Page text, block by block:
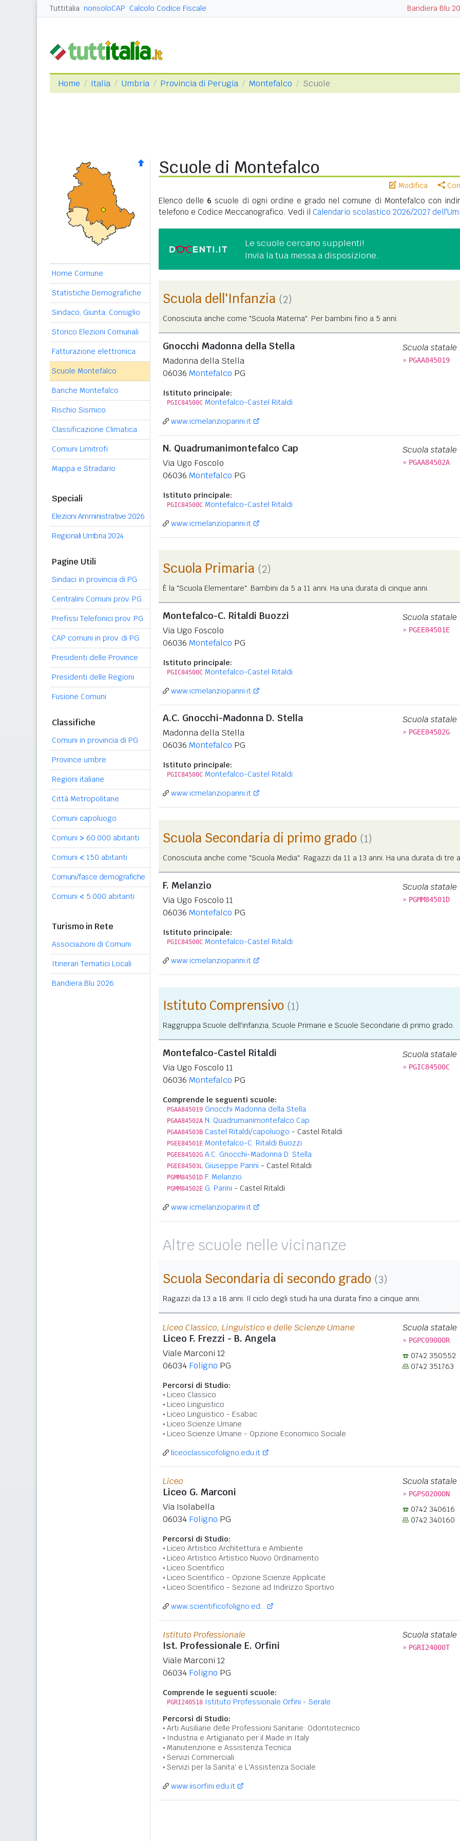
Tuttitalia nonsoloCAP Calcolo Codice Fiscale Bandiera Blu
Home Italia Umbria Provincia di Perugia Montefalco Scuole
Home Comune
Statistiche Demografiche
Sindaco, Giunta, Consiglio
Storico Elezioni Comunali
Fatturazione elettronica
Scuole Montefalco
Banche Montefalco
Rischio Sismico
Classificazione Climatica
Comuni Limitrofi
Mappa e Stradario
Speciali
Elezioni Amministrative 2026
Regionali Umbria 2024
Pagine Utili
Sindaci in provincia di PG
Centralini Comuni prov. PG
Prefissi Telefonici prov. PG
CAP comuni in prov. di PG
Presidenti delle Province
Presidenti delle Regioni
Fusione Comuni
Classifiche
Comuni in provincia di PG
Province umbre
Regioni italiane
Città Metropolitane
Comuni capoluogo
Comuni > 60.000 abitanti
Comuni < 150 abitanti
Comuni/fasce demografiche
Comuni < 5.000 abitanti
Turismo in Rete
Associazioni di Comuni
Itinerari Tematici Locali
Bandiera Blu 2026
Scuole di Montefalco
Modifica
Elenco delle 6 scuole di ogni ordine e grado nel comune di Montefalco con
telefono e Codice Meccanografico. Vedi il Calendario scolastico 2026/2027
Le scuole cercano supplenti!
Invia la tua messa a disposizione.
Scuola dell'Infanzia (2)
Conosciuta anche come "Scuola Materna". Per bambini fino a 5 anni.
Gnocchi Madonna della Stella
Madonna della Stella
06036 Montefalco PG
Istituto principale:
PGIC84500C Montefalco-Castel Ritaldi
Scuola statale
» PGAA845019
www.icmelanzioparini.it
N. Quadrumanimontefalco Cap
Via Ugo Foscolo
06036 Montefalco PG
Istituto principale:
PGIC84500C Montefalco-Castel Ritaldi
Scuola statale
» PGAA84502A
www.icmelanzioparini.it
Scuola Primaria (2)
È la "Scuola Elementare". Bambini da 5 a 11 anni. Ha una durata di cinque anni.
Montefalco-C. Ritaldi Buozzi
Via Ugo Foscolo
06036 Montefalco PG
Istituto principale:
PGIC84500C Montefalco-Castel Ritaldi
Scuola statale
» PGEE84501E
www.icmelanzioparini.it
A.C. Gnocchi-Madonna D. Stella
Madonna della Stella
06036 Montefalco PG
Istituto principale:
PGIC84500C Montefalco-Castel Ritaldi
Scuola statale
» PGEE84502G
www.icmelanzioparini.it
Scuola Secondaria di primo grado (1)
Conosciuta anche come "Scuola Media". Ragazzi da 11 a 13 anni. Ha una durata di tre
F. Melanzio
Via Ugo Foscolo 11
06036 Montefalco PG
Istituto principale:
PGIC84500C Montefalco-Castel Ritaldi
Scuola statale
» PGMM84501D
www.icmelanzioparini.it
Istituto Comprensivo (1)
Raggruppa Scuole dell'infanzia, Scuole Primarie e Scuole Secondarie di primo grado.
Montefalco-Castel Ritaldi
Via Ugo Foscolo 11
06036 Montefalco PG
Comprende le seguenti scuole:
PGAA845019 Gnocchi Madonna della Stella
PGAA84502A N. Quadrumanimontefalco Cap
PGAA84503B Castel Ritaldi/capoluogo - Castel Ritaldi
PGEE84501E Montefalco-C. Ritaldi Buozzi
PGEE84502G A.C. Gnocchi-Madonna D. Stella
PGEE84503L Giuseppe Parini - Castel Ritaldi
PGMM84501D F. Melanzio
PGMM84502E G. Parini - Castel Ritaldi
Scuola statale
» PGIC84500C
www.icmelanzioparini.it
Altre scuole nelle vicinanze
Scuola Secondaria di secondo grado (3)
Ragazzi da 13 a 18 anni. Il ciclo degli studi ha una durata fino a cinque anni.
Liceo Classico, Linguistico e delle Scienze Umane
Liceo F. Frezzi - B. Angela
Viale Marconi 12
06034 Foligno PG
Percorsi di Studio:
Liceo Classico
Liceo Linguistico
Liceo Linguistico - Esabac
Liceo Scienze Umane
Liceo Scienze Umane - Opzione Economico Sociale
Scuola statale
» PGPC09000R
0742 350552
0742 351763
liceoclassicofoligno.edu.it
Liceo
Liceo G. Marconi
Via Isolabella
06034 Foligno PG
Percorsi di Studio:
Liceo Artistico Architettura e Ambiente
Liceo Artistico Artistico Nuovo Ordinamento
Liceo Scientifico
Liceo Scientifico - Opzione Scienze Applicate
Liceo Scientifico - Sezione ad Indirizzo Sportivo
Scuola statale
» PGPS02000N
0742 340616
0742 340160
www.scientificofoligno.ed...
Istituto Professionale
Ist. Professionale E. Orfini
Viale Marconi 12
06034 Foligno PG
Comprende le seguenti scuole:
PGRI240518 Istituto Professionale Orfini - Serale
Percorsi di Studio:
Arti Ausiliarie delle Professioni Sanitarie: Odontotecnico
Industria e Artigianato per il Made in Italy
Manutenzione e Assistenza Tecnica
Servizi Commerciali
Servizi per la Sanita' e L'Assistenza Sociale
Scuola statale
» PGRI24000T
www.iisorfini.edu.it